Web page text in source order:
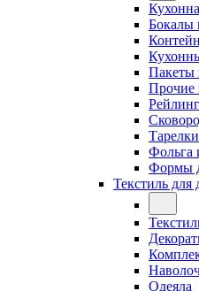
Бокалы
Пакеты
Прочие
Тарелки
Фольга
Формы
Текстиль для
Одеяла